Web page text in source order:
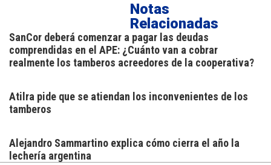
Notas
Relacionadas
SanCor deberá comenzar a pagar las deudas
comprendidas en el APE: ¿Cuánto van a cobrar
realmente los tamberos acreedores de la cooperativa?
Atilra pide que se atiendan los inconvenientes de los
tamberos
Alejandro Sammartino explica cómo cierra el año la
lechería argentina